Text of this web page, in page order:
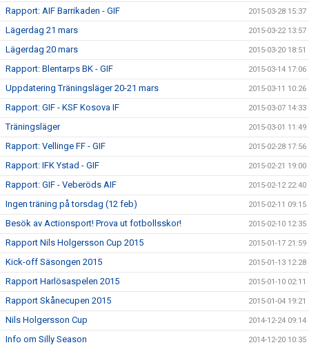
Rapport: AIF Barrikaden - GIF 2015-03-28 15:37
Lägerdag 21 mars 2015-03-22 13:57
Lägerdag 20 mars 2015-03-20 18:51
Rapport: Blentarps BK - GIF 2015-03-14 17:06
Uppdatering Träningsläger 20-21 mars 2015-03-11 10:26
Rapport: GIF - KSF Kosova IF 2015-03-07 14:33
Träningsläger 2015-03-01 11:49
Rapport: Vellinge FF - GIF 2015-02-28 17:56
Rapport: IFK Ystad - GIF 2015-02-21 19:00
Rapport: GIF - Veberöds AIF 2015-02-12 22:40
Ingen träning på torsdag (12 feb) 2015-02-11 09:15
Besök av Actionsport! Prova ut fotbollsskor! 2015-02-10 12:35
Rapport Nils Holgersson Cup 2015 2015-01-17 21:59
Kick-off Säsongen 2015 2015-01-13 12:28
Rapport Harlösaspelen 2015 2015-01-10 02:11
Rapport Skånecupen 2015 2015-01-04 19:21
Nils Holgersson Cup 2014-12-24 09:14
Info om Silly Season 2014-12-20 10:35